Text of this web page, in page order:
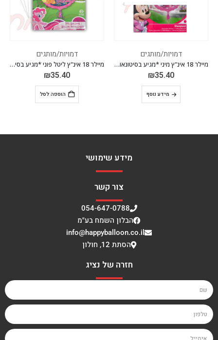
דמויות/מותגים
מיילר 18 אינ"ץ ליטל פוני *מגיע בסיטונאות חבילה של 5 יח'*
₪35.40
הוספה לסל
דמויות/מותגים
מיילר 18 אינ"ץ מפרץ ההרפתקאות 1 *מגיע בסיטונאות חבילה של 5 יח'*
₪35.40
הוספה לסל
מידע שימושי
צור קשר
054-647-0788
הבלון השמח בע"מ
info@happyballoon.co.il
הסתת 12, חולון
חזרה של נציג